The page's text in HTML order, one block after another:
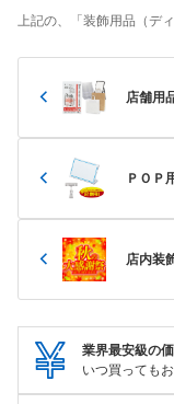
上記の、「装飾用品（デ
店舗用
ＰＯＰ
店内装
業界最安級の
いつ買ってもお